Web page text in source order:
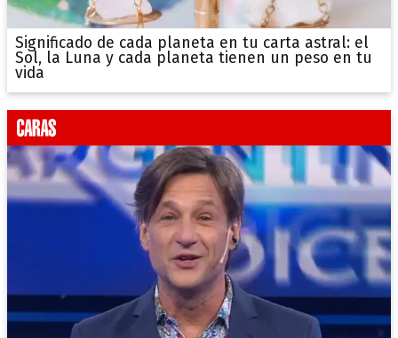
Significado de cada planeta en tu carta astral: el
Sol, la Luna y cada planeta tienen un peso en tu
vida